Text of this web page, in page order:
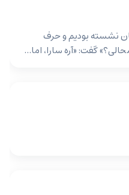
نشسته بودیم و حرف
گفت: «آره سارا، اما…